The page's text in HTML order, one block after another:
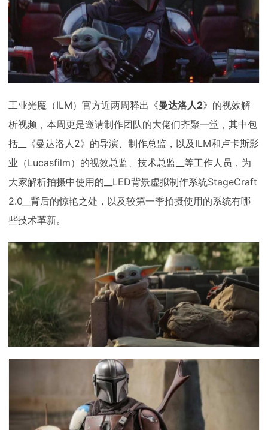
工业光魔（ILM）官方近两周释出《曼达洛人2》的视效解
析视频，本周更是邀请制作团队的大佬们齐聚一堂，其中包
括__《曼达洛人2》的导演、制作总监，以及ILM和卢卡斯影
业（Lucasfilm）的视效总监、技术总监__等工作人员，为
大家解析拍摄中使用的__LED背景虚拟制作系统StageCraft
2.0__背后的惊艳之处，以及较第一季拍摄使用的系统有哪
些技术革新。